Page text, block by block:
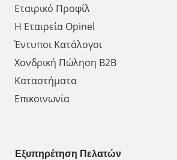
Εταιρικό Προφίλ
Η Εταιρεία Opinel
Έντυποι Κατάλογοι
Χονδρική Πώληση Β2Β
Καταστήματα
Επικοινωνία
Εξυπηρέτηση Πελατών